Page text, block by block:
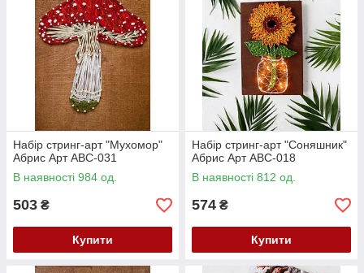
Набір стринг-арт "Мухомор"
Абрис Арт ABC-031
В наявності 984 од.
503 ₴
Купити
Набір стринг-арт "Соняшник"
Абрис Арт ABC-018
В наявності 812 од.
574 ₴
Купити